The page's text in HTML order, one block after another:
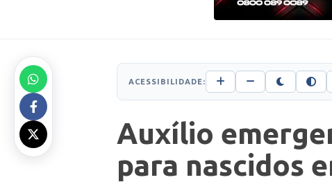
ACESSIBILIDADE:
Auxílio
para nascidos